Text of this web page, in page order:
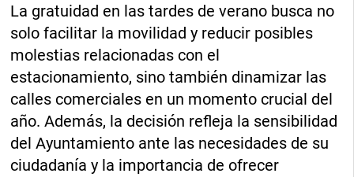
La gratuidad en las tardes de verano busca no
solo facilitar la movilidad y reducir posibles
molestias relacionadas con el
estacionamiento, sino también dinamizar las
calles comerciales en un momento crucial del
año. Además, la decisión refleja la sensibilidad
del Ayuntamiento ante las necesidades de su
ciudadanía y la importancia de ofrecer